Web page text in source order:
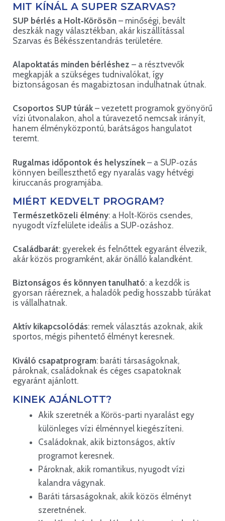
MIT KÍNÁL A SUPER SZARVAS?
SUP bérlés a Holt‑Körösön – minőségi, bevált
deszkák nagy választékban, akár kiszállítással
Szarvas és Békésszentandrás területére.
Alapoktatás minden bérléshez – a résztvevők
megkapják a szükséges tudnivalókat, így
biztonságosan és magabiztosan indulhatnak útnak.
Csoportos SUP túrák – vezetett programok gyönyörű
vízi útvonalakon, ahol a túravezető nemcsak irányít,
hanem élményközpontú, barátságos hangulatot
teremt.
Rugalmas időpontok és helyszínek – a SUP‑ozás
könnyen beilleszthető egy nyaralás vagy hétvégi
kiruccanás programjába.
MIÉRT KEDVELT PROGRAM?
Természetközeli élmény: a Holt‑Körös csendes,
nyugodt vízfelülete ideális a SUP‑ozáshoz.
Családbarát: gyerekek és felnőttek egyaránt élvezik,
akár közös programként, akár önálló kalandként.
Biztonságos és könnyen tanulható: a kezdők is
gyorsan ráéreznek, a haladók pedig hosszabb túrákat
is vállalhatnak.
Aktív kikapcsolódás: remek választás azoknak, akik
sportos, mégis pihentető élményt keresnek.
Kiváló csapatprogram: baráti társaságoknak,
pároknak, családoknak és céges csapatoknak
egyaránt ajánlott.
KINEK AJÁNLOTT?
Akik szeretnék a Körös-parti nyaralást egy
különleges vízi élménnyel kiegészíteni.
Családoknak, akik biztonságos, aktív
programot keresnek.
Pároknak, akik romantikus, nyugodt vízi
kalandra vágynak.
Baráti társaságoknak, akik közös élményt
szeretnének.